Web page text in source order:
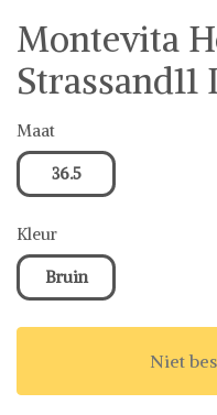
Montevita
Maat
36.5
Kleur
Bruin
Niet